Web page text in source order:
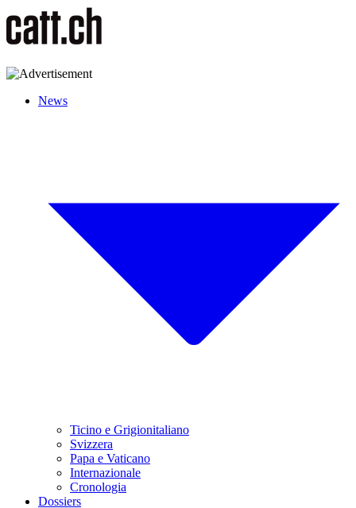
News
Ticino e Grigionitaliano
Svizzera
Papa e Vaticano
Internazionale
Cronologia
Dossiers